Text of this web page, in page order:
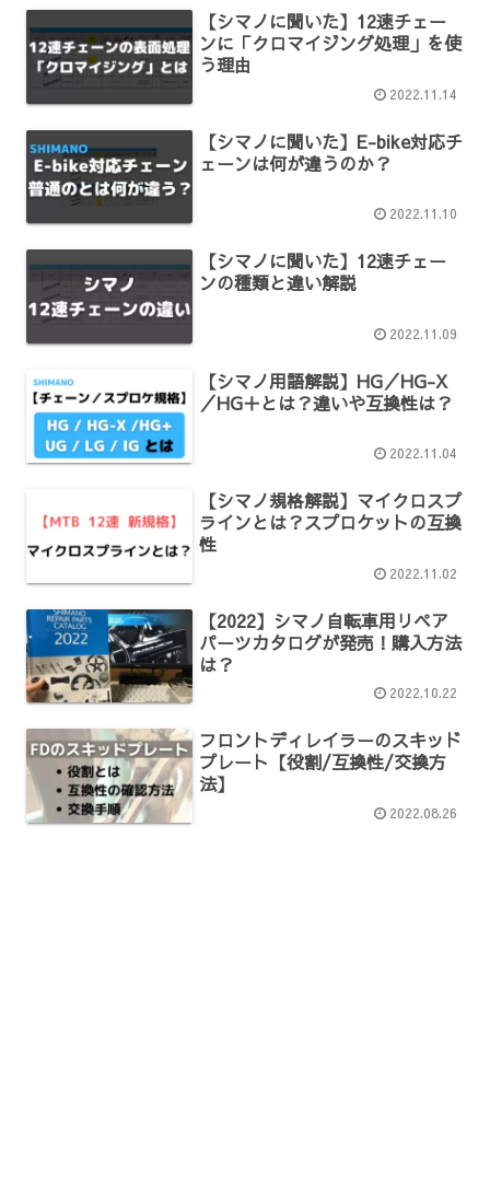
【シマノに聞いた】12速チェー
ンに「クロマイジング処理」を使
う理由
2022.11.14
【シマノに聞いた】E-bike対応チ
ェーンは何が違うのか？
2022.11.10
【シマノに聞いた】12速チェー
ンの種類と違い解説
2022.11.09
【シマノ用語解説】HG／HG-X
／HG＋とは？違いや互換性は？
2022.11.04
【シマノ規格解説】マイクロスプ
ラインとは？スプロケットの互換
性
2022.11.02
【2022】シマノ自転車用リペア
パーツカタログが発売！購入方法
は？
2022.10.22
フロントディレイラーのスキッド
プレート【役割/互換性/交換方
法】
2022.08.26